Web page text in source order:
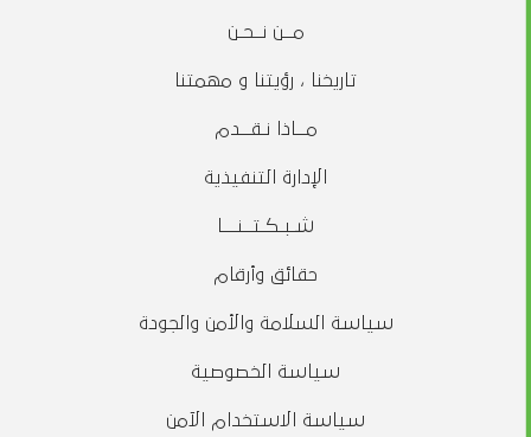
مــن نــحـن
تاريخنا ، رؤيتنا و مهمتنا
مــاذا نـقــدم
الإدارة التنفيذية
شـبـكـتــنـــا
حقائق وأرقام
سياسة السلامة والأمن والجودة
سياسة الخصوصية
سياسة الاستخدام الآمن